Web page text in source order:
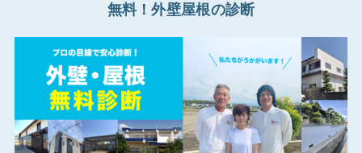
無料！外壁屋根の診断